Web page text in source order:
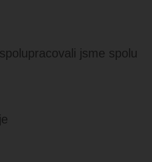
jsme spolu